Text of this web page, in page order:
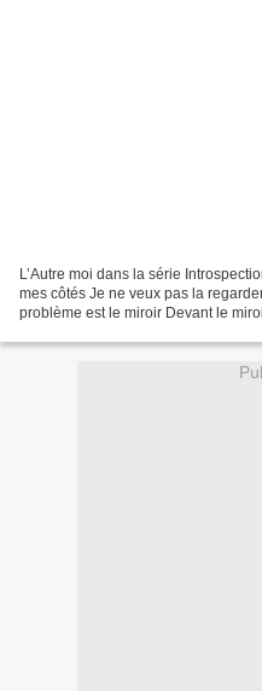
L’Autre moi dans la série
mes côtés Je ne veux pas la
problème est le miroir Devant le